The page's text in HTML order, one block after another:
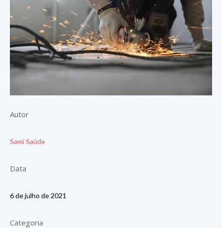
Autor
Sami Saúde
Data
6 de julho de 2021
Categoria